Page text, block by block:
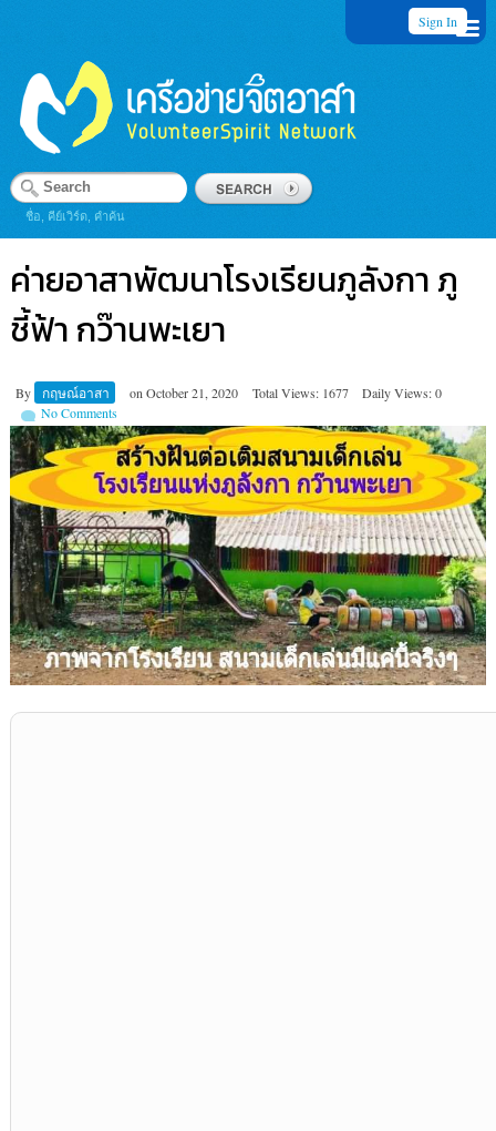
Sign In
ชื่อ, คีย์เวิร์ด, คำค้น
ค่ายอาสาพัฒนาโรงเรียนภูลังกา ภู
ชี้ฟ้า กว๊านพะเยา
By กฤษณ์อาสา on October 21, 2020 Total Views: 1677
Daily Views: 0
No Comments